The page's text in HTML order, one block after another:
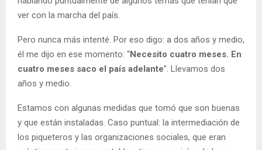
ver con la marcha del país.
Pero nunca más intenté. Por eso digo: a dos años y medio,
él me dijo en ese momento: “Necesito cuatro meses. En
cuatro meses saco el país adelante”. Llevamos dos
años y medio.
Estamos con algunas medidas que tomó que son buenas
y que están instaladas. Caso puntual: la intermediación de
los piqueteros y las organizaciones sociales, que eran